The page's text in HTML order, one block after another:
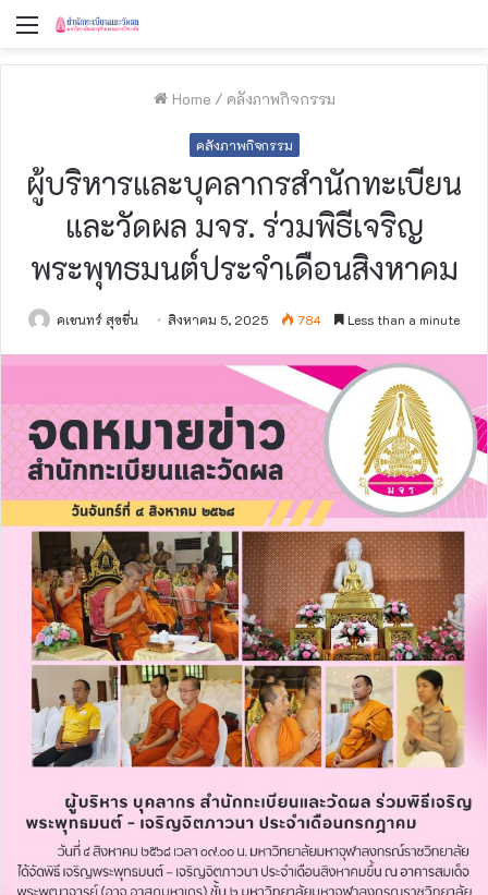
Menu
Home / คลังภาพกิจกรรม
คลังภาพกิจกรรม
ผู้บริหารและบุคลากรสำนักทะเบียน
และวัดผล มจร. ร่วมพิธีเจริญ
พระพุทธมนต์ประจำเดือนสิงหาคม
คเชนทร์ สุขชื่น สิงหาคม 5, 2025 784 Less than a minute